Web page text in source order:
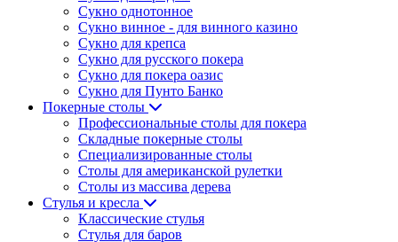
Сукно однотонное
Сукно винное - для винного казино
Сукно для крепса
Сукно для русского покера
Сукно для покера оазис
Сукно для Пунто Банко
Покерные столы
Профессиональные столы для покера
Складные покерные столы
Специализированные столы
Столы для американской рулетки
Столы из массива дерева
Стулья и кресла
Классические стулья
Стулья для баров